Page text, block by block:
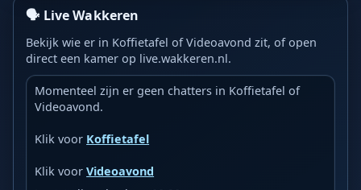
🗣️ Live Wakkeren
Bekijk wie er in Koffietafel of Videoavond zit, of open
direct een kamer op live.wakkeren.nl.
Momenteel zijn er geen chatters in Koffietafel of
Videoavond.
Klik voor Koffietafel
Klik voorVideoavond